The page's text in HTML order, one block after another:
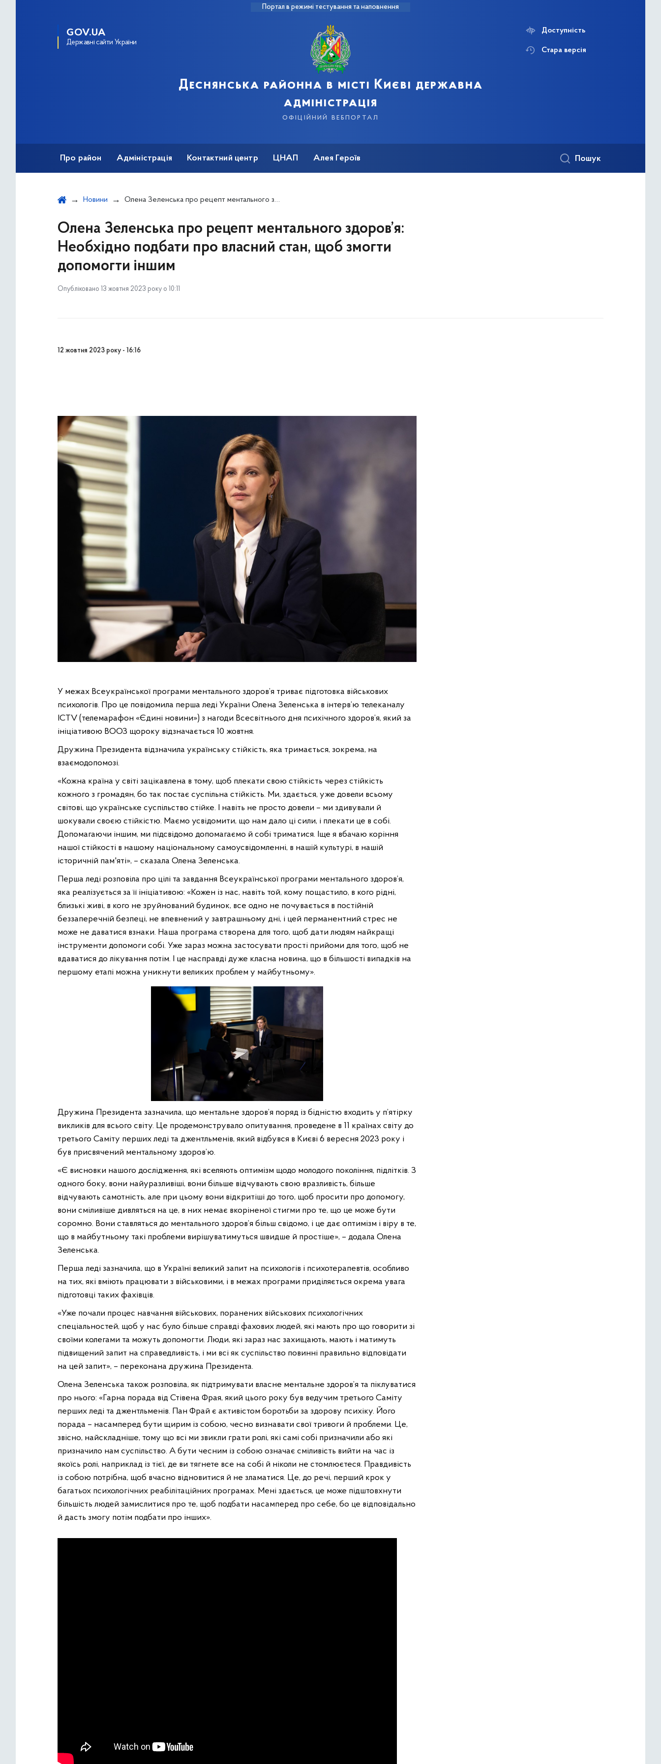
Портал в режимі тестування та наповнення
GOV.UA
Державні сайти України
Деснянська районна в місті Києві державна
адміністрація
офіційний вебпортал
Доступність
Стара версія
Про район Адміністрація Контактний центр ЦНАП Алея Героїв Пошук
Новини Олена Зеленська про рецепт ментального здоров’я: Необхідно подбати про власний стан, щоб змогти допомогти іншим
Олена Зеленська про рецепт ментального здоров’я:
Необхідно подбати про власний стан, щоб змогти
допомогти іншим
Опубліковано 13 жовтня 2023 року о 10:11
12 жовтня 2023 року - 16:16
У межах Всеукраїнської програми ментального здоров’я триває підготовка військових
психологів. Про це повідомила перша леді України Олена Зеленська в інтерв’ю телеканалу
ICTV (телемарафон «Єдині новини») з нагоди Всесвітнього дня психічного здоров’я, який за
ініціативою ВООЗ щороку відзначається 10 жовтня.
Дружина Президента відзначила українську стійкість, яка тримається, зокрема, на
взаємодопомозі.
«Кожна країна у світі зацікавлена в тому, щоб плекати свою стійкість через стійкість
кожного з громадян, бо так постає суспільна стійкість. Ми, здається, уже довели всьому
світові, що українське суспільство стійке. І навіть не просто довели – ми здивували й
шокували своєю стійкістю. Маємо усвідомити, що нам дало ці сили, і плекати це в собі.
Допомагаючи іншим, ми підсвідомо допомагаємо й собі триматися. Іще я вбачаю коріння
нашої стійкості в нашому національному самоусвідомленні, в нашій культурі, в нашій
історичній пам'яті», – сказала Олена Зеленська.
Перша леді розповіла про цілі та завдання Всеукраїнської програми ментального здоров’я,
яка реалізується за її ініціативою: «Кожен із нас, навіть той, кому пощастило, в кого рідні,
близькі живі, в кого не зруйнований будинок, все одно не почувається в постійній
беззаперечній безпеці, не впевнений у завтрашньому дні, і цей перманентний стрес не
може не даватися взнаки. Наша програма створена для того, щоб дати людям найкращі
інструменти допомоги собі. Уже зараз можна застосувати прості прийоми для того, щоб не
вдаватися до лікування потім. І це насправді дуже класна новина, що в більшості випадків на
першому етапі можна уникнути великих проблем у майбутньому».
Дружина Президента зазначила, що ментальне здоров’я поряд із бідністю входить у п’ятірку
викликів для всього світу. Це продемонструвало опитування, проведене в 11 країнах світу до
третього Саміту перших леді та джентльменів, який відбувся в Києві 6 вересня 2023 року і
був присвячений ментальному здоров’ю.
«Є висновки нашого дослідження, які вселяють оптимізм щодо молодого покоління, підлітків. З
одного боку, вони найуразливіші, вони більше відчувають свою вразливість, більше
відчувають самотність, але при цьому вони відкритіші до того, щоб просити про допомогу,
вони сміливіше дивляться на це, в них немає вкоріненої стигми про те, що це може бути
соромно. Вони ставляться до ментального здоров’я більш свідомо, і це дає оптимізм і віру в те,
що в майбутньому такі проблеми вирішуватимуться швидше й простіше», – додала Олена
Зеленська.
Перша леді зазначила, що в Україні великий запит на психологів і психотерапевтів, особливо
на тих, які вміють працювати з військовими, і в межах програми приділяється окрема увага
підготовці таких фахівців.
«Уже почали процес навчання військових, поранених військових психологічних
спеціальностей, щоб у нас було більше справді фахових людей, які мають про що говорити зі
своїми колегами та можуть допомогти. Люди, які зараз нас захищають, мають і матимуть
підвищений запит на справедливість, і ми всі як суспільство повинні правильно відповідати
на цей запит», – переконана дружина Президента.
Олена Зеленська також розповіла, як підтримувати власне ментальне здоров’я та піклуватися
про нього: «Гарна порада від Стівена Фрая, який цього року був ведучим третього Саміту
перших леді та джентльменів. Пан Фрай є активістом боротьби за здорову психіку. Його
порада – насамперед бути щирим із собою, чесно визнавати свої тривоги й проблеми. Це,
звісно, найскладніше, тому що всі ми звикли грати ролі, які самі собі призначили або які
призначило нам суспільство. А бути чесним із собою означає сміливість вийти на час із
якоїсь ролі, наприклад із тієї, де ви тягнете все на собі й ніколи не стомлюєтеся. Правдивість
із собою потрібна, щоб вчасно відновитися й не зламатися. Це, до речі, перший крок у
багатьох психологічних реабілітаційних програмах. Мені здається, це може підштовхнути
більшість людей замислитися про те, щоб подбати насамперед про себе, бо це відповідально
й дасть змогу потім подбати про інших».